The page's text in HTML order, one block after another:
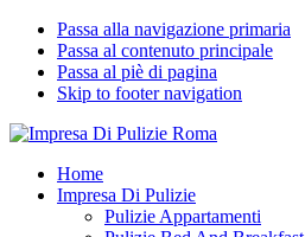
Passa alla navigazione primaria
Passa al contenuto principale
Passa al piè di pagina
Skip to footer navigation
Impresa Di Pulizie Roma
✅ Abitazioni e Attività Commerciali
Home
Impresa Di Pulizie
Pulizie Appartamenti